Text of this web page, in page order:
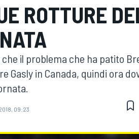
WEC
ROTTURE
che il problema che ha patito
Gasly in Canada, quindi ora
09:23